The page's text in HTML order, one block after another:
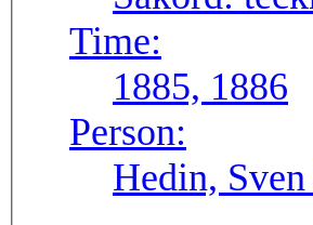
Time:
1885, 1886
Person:
Hedin,